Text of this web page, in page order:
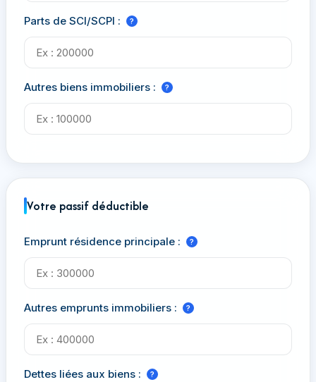
Parts de SCI/SCPI : ?
Autres biens immobiliers : ?
Votre passif déductible
Emprunt résidence principale : ?
Autres emprunts immobiliers : ?
Dettes liées aux biens : ?